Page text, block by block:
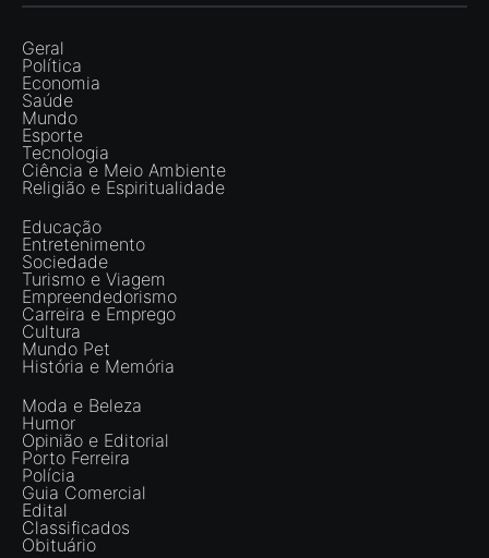
Geral
Política
Economia
Saúde
Mundo
Esporte
Tecnologia
Ciência e Meio Ambiente
Religião e Espiritualidade
Educação
Entretenimento
Sociedade
Turismo e Viagem
Empreendedorismo
Carreira e Emprego
Cultura
Mundo Pet
História e Memória
Moda e Beleza
Humor
Opinião e Editorial
Porto Ferreira
Polícia
Guia Comercial
Edital
Classificados
Obituário